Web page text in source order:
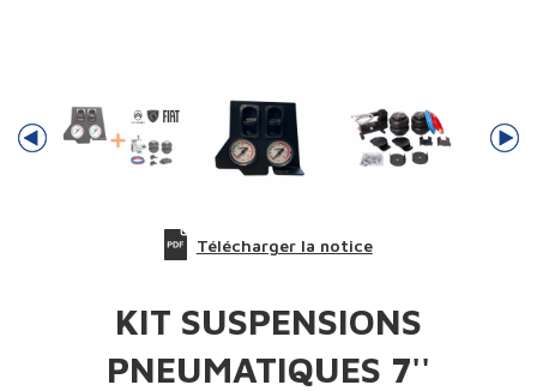
Télécharger la notice
KIT SUSPENSIONS
PNEUMATIQUES 7''